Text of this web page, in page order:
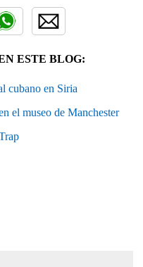
ESTE BLOG:
cubano en Siria
el museo de Manchester